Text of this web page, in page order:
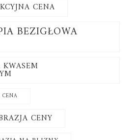
CENA
BEZIGŁOWA
CENA
CENY